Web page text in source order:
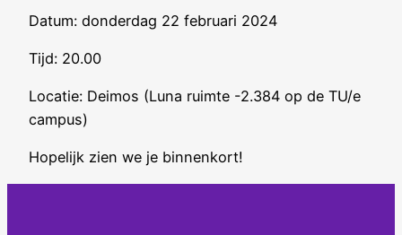
Datum: donderdag 22 februari 2024
Tijd: 20.00
Locatie: Deimos (Luna ruimte -2.384 op de TU/e
campus)
Hopelijk zien we je binnenkort!